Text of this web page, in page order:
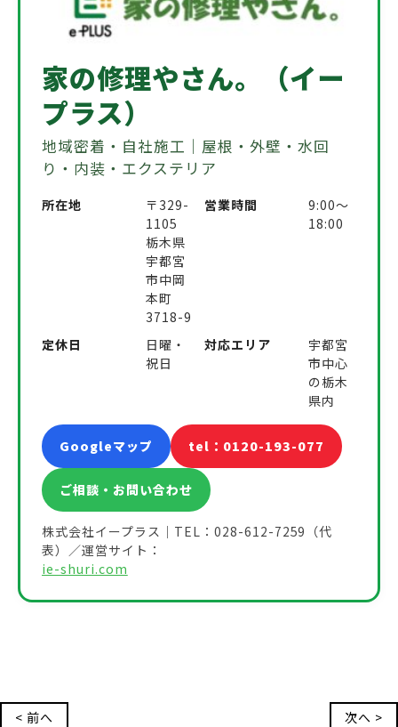
家の修理やさん。（イー
プラス）
地域密着・自社施工｜屋根・外壁・水回
り・内装・エクステリア
所在地
〒329-
1105
栃木県
宇都宮
市中岡
本町
3718-9
営業時間
9:00〜
18:00
定休日
日曜・
祝日
対応エリア
宇都宮
市中心
の栃木
県内
Googleマップ tel：0120-193-077
ご相談・お問い合わせ
株式会社イープラス｜TEL：028-612-7259（代
表）／運営サイト：
ie-shuri.com
< 前へ 次へ >